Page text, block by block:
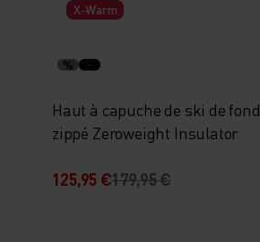
X-Warm
%
Haut à capuche de ski de fond
zippé Zeroweight Insulator
125,95 €179,95 €